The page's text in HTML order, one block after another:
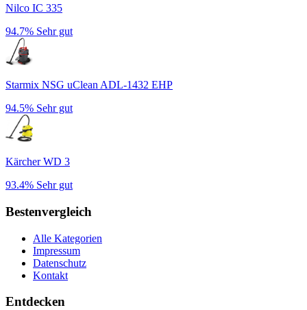
Nilco IC 335
94.7% Sehr gut
Starmix NSG uClean ADL-1432 EHP
94.5% Sehr gut
Kärcher WD 3
93.4% Sehr gut
Bestenvergleich
Alle Kategorien
Impressum
Datenschutz
Kontakt
Entdecken